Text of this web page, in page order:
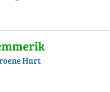
Hart